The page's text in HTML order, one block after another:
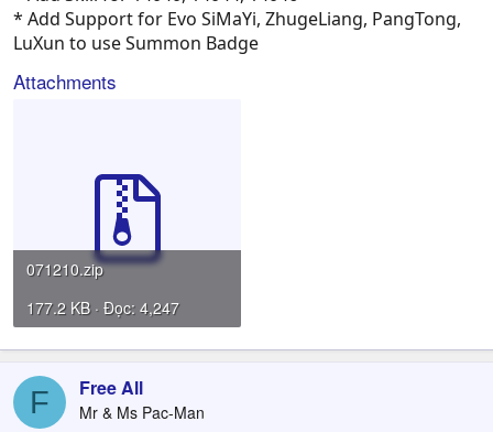
* Add Support for Evo SiMaYi, ZhugeLiang, PangTong,
LuXun to use Summon Badge
Attachments
071210.zip
177.2 KB · Đọc: 4,247
F Free All
Mr & Ms Pac-Man